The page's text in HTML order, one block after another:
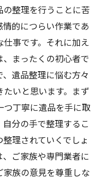
整理を行うことに苦
的につらい作業であ
事です。それに加え
まったくの初心者で
遺品整理に悩む方々
いと思います。まず
つ丁寧に遺品を手に取
分の手で整理するこ
理されていくでしょ
ご家族や専門業者に
族の意見を尊重しな